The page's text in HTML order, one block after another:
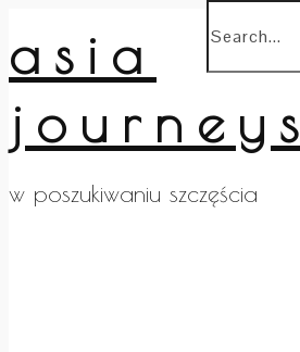
asia
journeys
w poszukiwaniu szczęścia